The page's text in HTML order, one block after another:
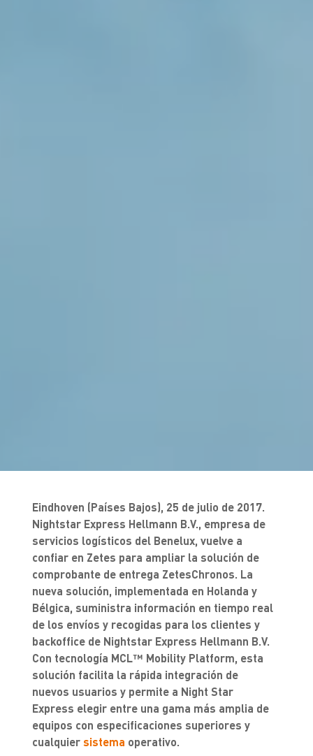
Eindhoven (Países Bajos), 25 de julio de 2017.
Nightstar Express Hellmann B.V., empresa de
servicios logísticos del Benelux, vuelve a
confiar en Zetes para ampliar la solución de
comprobante de entrega ZetesChronos. La
nueva solución, implementada en Holanda y
Bélgica, suministra información en tiempo real
de los envíos y recogidas para los clientes y
backoffice de Nightstar Express Hellmann B.V.
Con tecnología MCL™ Mobility Platform, esta
solución facilita la rápida integración de
nuevos usuarios y permite a Night Star
Express elegir entre una gama más amplia de
equipos con especificaciones superiores y
cualquier sistema operativo.